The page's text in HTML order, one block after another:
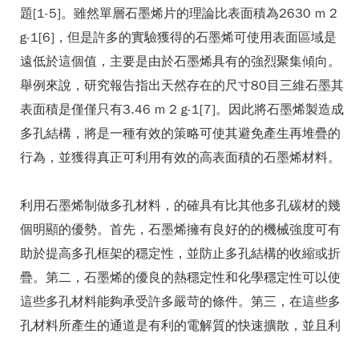
題[1-5]。雖然單層石墨烯片的理論比表面積為2630 m 2
g-1[6]，但是許多的實驗獲得的石墨烯可使用表面區域是
遠低於這個值，主要是由於石墨烯具有的強烈聚集傾向。
舉例來說，研究報告指出天然存在的尺寸80目三維石墨其
表面積是僅僅只有3.46 m 2 g-1[7]。因此將石墨烯製造成
多孔結構，將是一種有效的策略可使其避免產生再堆疊的
行為，並獲得真正可利用有效的高表面積的石墨烯材料。
利用石墨烯制做多孔材料，的確具有比其他多孔碳材的幾
個明顯的優勢。首先，石墨烯擁有良好的的機械強度可有
助於提高多孔框架的穩定性，並防止多孔結構的收縮或折
疊。第二，石墨烯的優良的熱穩定性和化學穩定性可以使
這些多孔材料能夠承受許多嚴苛的條件。第三，在這些多
孔材料所產生的通道是有利的電解質的快速擴散，並且利